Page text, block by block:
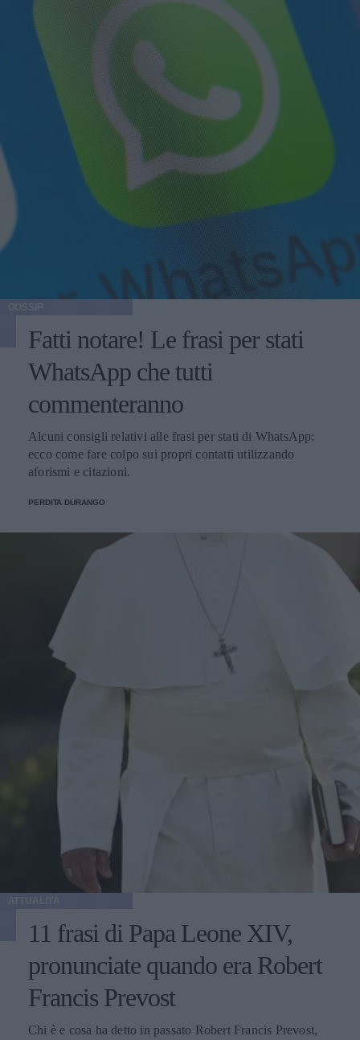
Fatti notare! Le frasi per stati
WhatsApp che tutti
commenteranno
Alcuni consigli relativi alle frasi per stati di WhatsApp:
ecco come fare colpo sui propri contatti utilizzando
aforismi e citazioni.
PERDITA DURANGO
11 frasi di Papa Leone XIV,
pronunciate quando era Robert
Francis Prevost
Chi è e cosa ha detto in passato Robert Francis Prevost,